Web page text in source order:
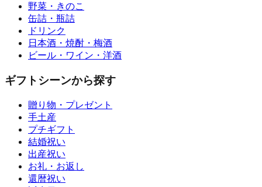
野菜・きのこ
缶詰・瓶詰
ドリンク
日本酒・焼酎・梅酒
ビール・ワイン・洋酒
ギフトシーンから探す
贈り物・プレゼント
手土産
プチギフト
結婚祝い
出産祝い
お礼・お返し
還暦祝い